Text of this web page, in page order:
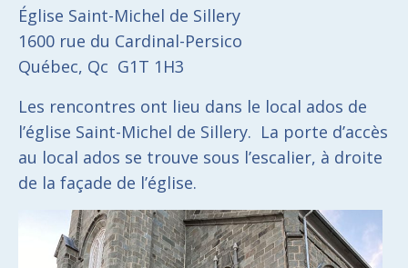
Église Saint-Michel de Sillery
1600 rue du Cardinal-Persico
Québec, Qc G1T 1H3
Les rencontres ont lieu dans le local ados de
l’église Saint-Michel de Sillery. La porte d’accès
au local ados se trouve sous l’escalier, à droite
de la façade de l’église.